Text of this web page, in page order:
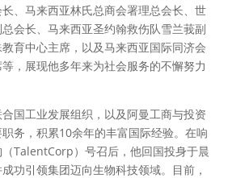
、马来西亚林氏总商会署理总会长、世
会长、马来西亚圣约翰救伤队雪兰莪副
育中心主席，以及马来西亚国际同济会
，展现他多年来为社会服务的不懈努力
国工业发展组织，以及阿曼工商与投资
务，积累10余年的丰富国际经验。在响
TalentCorp）号召后，他回国投身于晨
功引领集团迈向生物科技领域。目前，